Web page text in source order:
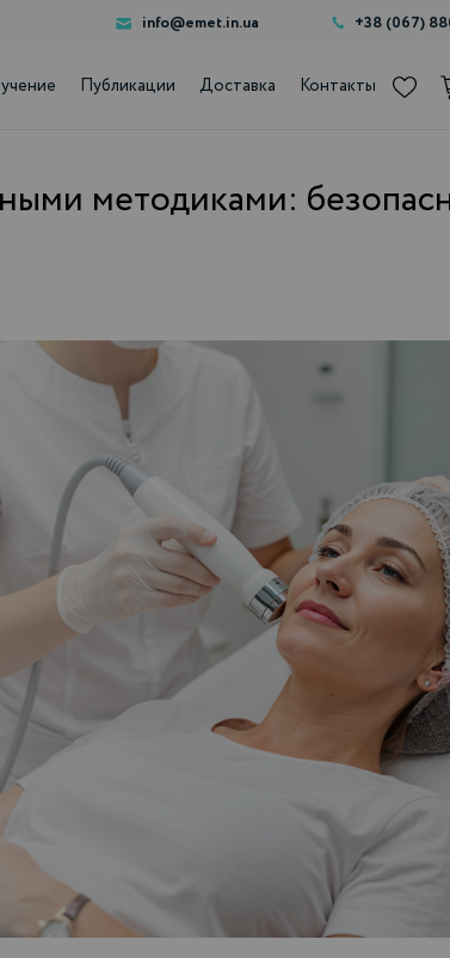
info@emet.in.ua +38 (067)
Публикации Доставка Контакты
методиками: